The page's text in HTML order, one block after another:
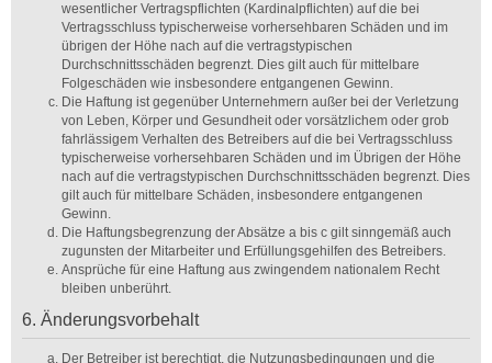
wesentlicher Vertragspflichten (Kardinalpflichten) auf die bei
Vertragsschluss typischerweise vorhersehbaren Schäden und im
übrigen der Höhe nach auf die vertragstypischen
Durchschnittsschäden begrenzt. Dies gilt auch für mittelbare
Folgeschäden wie insbesondere entgangenen Gewinn.
Die Haftung ist gegenüber Unternehmern außer bei der Verletzung
von Leben, Körper und Gesundheit oder vorsätzlichem oder grob
fahrlässigem Verhalten des Betreibers auf die bei Vertragsschluss
typischerweise vorhersehbaren Schäden und im Übrigen der Höhe
nach auf die vertragstypischen Durchschnittsschäden begrenzt. Dies
gilt auch für mittelbare Schäden, insbesondere entgangenen
Gewinn.
Die Haftungsbegrenzung der Absätze a bis c gilt sinngemäß auch
zugunsten der Mitarbeiter und Erfüllungsgehilfen des Betreibers.
Ansprüche für eine Haftung aus zwingendem nationalem Recht
bleiben unberührt.
6. Änderungsvorbehalt
Der Betreiber ist berechtigt, die Nutzungsbedingungen und die